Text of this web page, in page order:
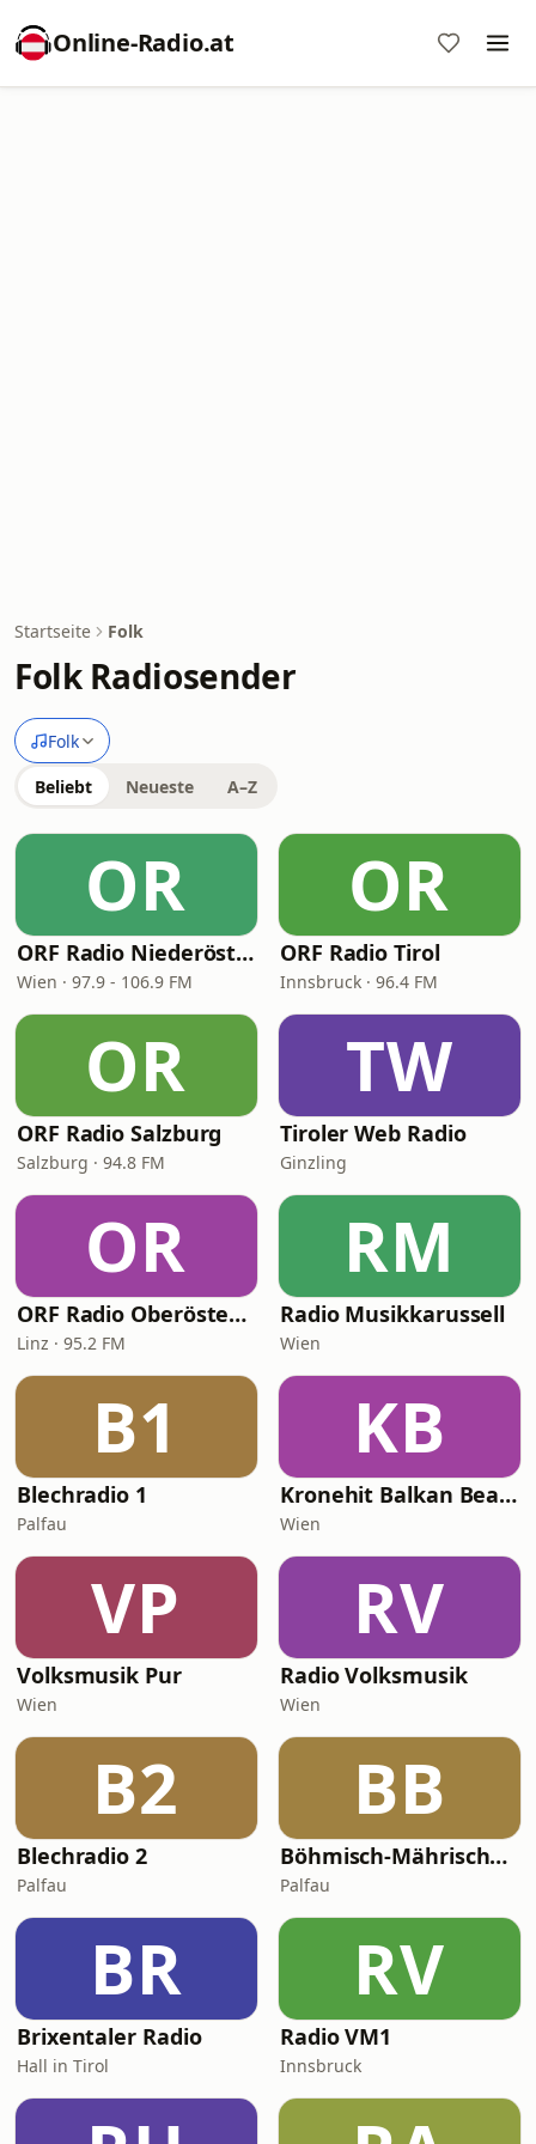
Online‑Radio.at
Startseite Folk
Folk Radiosender
Folk
Beliebt Neueste A–Z
OR
ORF Radio Niederösterreich
Wien · 97.9 - 106.9 FM
OR
ORF Radio Tirol
Innsbruck · 96.4 FM
OR
ORF Radio Salzburg
Salzburg · 94.8 FM
TW
Tiroler Web Radio
Ginzling
OR
ORF Radio Oberösterreich
Linz · 95.2 FM
RM
Radio Musikkarussell
Wien
B1
Blechradio 1
Palfau
KB
Kronehit Balkan Beats
Wien
VP
Volksmusik Pur
Wien
RV
Radio Volksmusik
Wien
B2
Blechradio 2
Palfau
BB
Böhmisch-Mährische Blasmusik
Palfau
BR
Brixentaler Radio
Hall in Tirol
RV
Radio VM1
Innsbruck